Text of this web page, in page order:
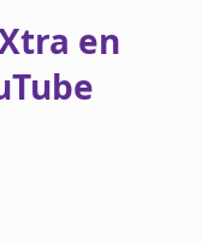
en